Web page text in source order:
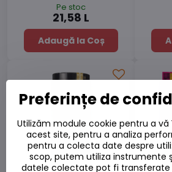
Pe stoc
21,58 L
Adaugă la Coș
Preferințe de
Utilizăm module cookie pentru a
acest site, pentru a analiza
pentru a colecta date despre
scop, putem utiliza instrumente
datele colectate pot fi transferate